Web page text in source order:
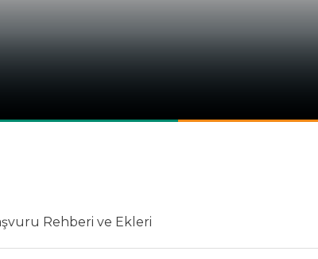
Rehberi ve Ekleri